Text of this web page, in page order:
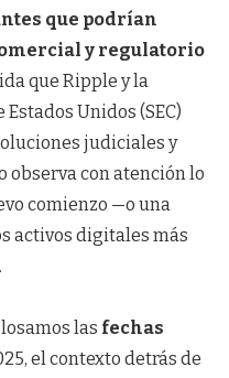
que podrían
y regulatorio
que Ripple y la
Unidos (SEC)
judiciales y
con atención lo
comienzo —o una
activos digitales más
las fechas
el contexto detrás de